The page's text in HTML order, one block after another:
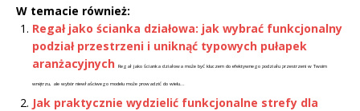
W temacie również:
Regał jako ścianka działowa: jak wybrać funkcjonalny
podział przestrzeni i uniknąć typowych pułapek
aranżacyjnych
Regał jako ścianka działowa może być kluczem do efektywnego podziału przestrzeni w Twoim
wnętrzu, ale wybór niewłaściwego modelu może prowadzić do wielu...
Jak praktycznie wydzielić funkcjonalne strefy dla